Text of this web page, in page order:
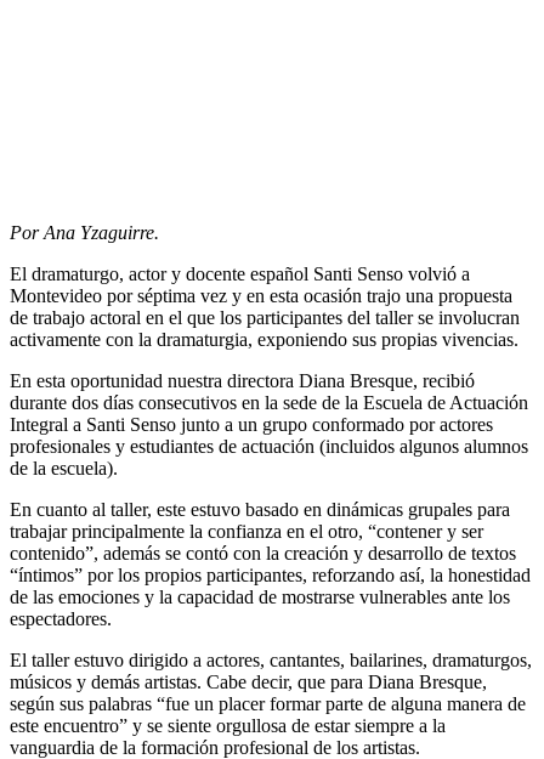
Por Ana Yzaguirre.
El dramaturgo, actor y docente español Santi Senso volvió a
Montevideo por séptima vez y en esta ocasión trajo una propuesta
de trabajo actoral en el que los participantes del taller se involucran
activamente con la dramaturgia, exponiendo sus propias vivencias.
En esta oportunidad nuestra directora Diana Bresque, recibió
durante dos días consecutivos en la sede de la Escuela de Actuación
Integral a Santi Senso junto a un grupo conformado por actores
profesionales y estudiantes de actuación (incluidos algunos alumnos
de la escuela).
En cuanto al taller, este estuvo basado en dinámicas grupales para
trabajar principalmente la confianza en el otro, “contener y ser
contenido”, además se contó con la creación y desarrollo de textos
“íntimos” por los propios participantes, reforzando así, la honestidad
de las emociones y la capacidad de mostrarse vulnerables ante los
espectadores.
El taller estuvo dirigido a actores, cantantes, bailarines, dramaturgos,
músicos y demás artistas. Cabe decir, que para Diana Bresque,
según sus palabras “fue un placer formar parte de alguna manera de
este encuentro” y se siente orgullosa de estar siempre a la
vanguardia de la formación profesional de los artistas.